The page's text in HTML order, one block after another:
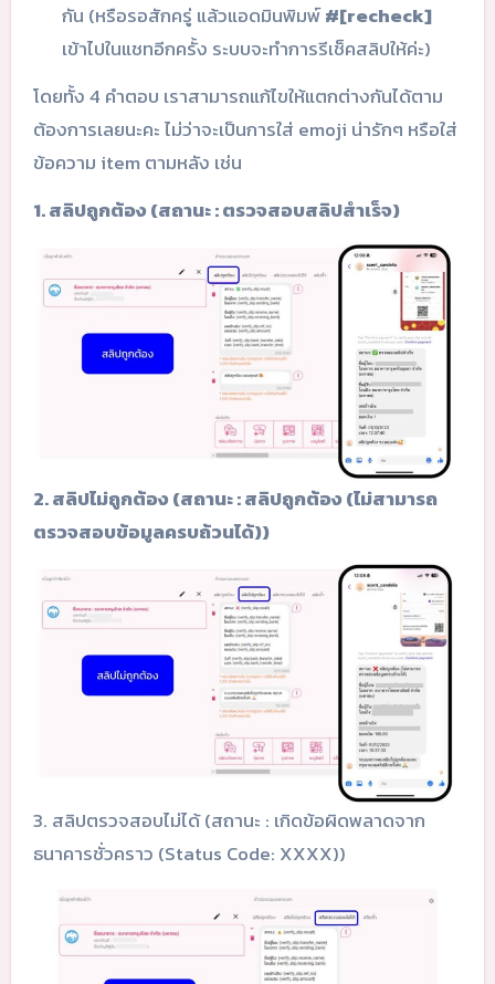
กัน (หรือรอสักครู่ แล้วแอดมินพิมพ์#[recheck]
เข้าไปในแชทอีกครั้ง ระบบจะทำการรีเช็คสลิปให้ค่ะ)
โดยทั้ง 4 คำตอบ เราสามารถแก้ไขให้แตกต่างกันได้ตาม
ต้องการเลยนะคะ ไม่ว่าจะเป็นการใส่ emoji น่ารักๆ หรือใส่
ข้อความ item ตามหลัง เช่น
1. สลิปถูกต้อง (สถานะ : ตรวจสอบสลิปสำเร็จ)
2. สลิปไม่ถูกต้อง (สถานะ : สลิปถูกต้อง (ไม่สามารถ
ตรวจสอบข้อมูลครบถ้วนได้))
3. สลิปตรวจสอบไม่ได้ (สถานะ : เกิดข้อผิดพลาดจาก
ธนาคารชั่วคราว (Status Code: XXXX))